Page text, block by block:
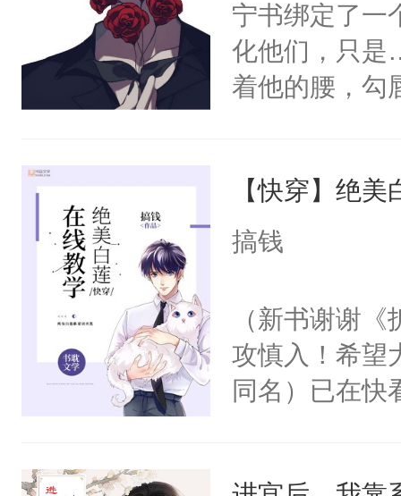
宁书绑定了一
化他们，只是
着他的腰，勾
来，给老公
用力——为你
【快穿】绝
搞钱
（新书谢谢
攻慎入！希望
同名）已在快